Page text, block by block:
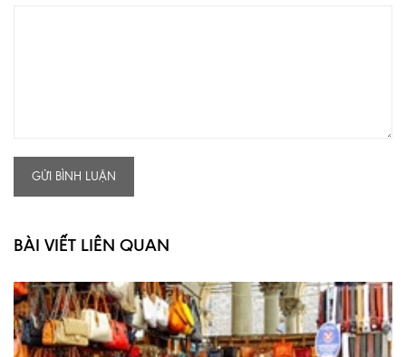
GỬI BÌNH LUẬN
BÀI VIẾT LIÊN QUAN